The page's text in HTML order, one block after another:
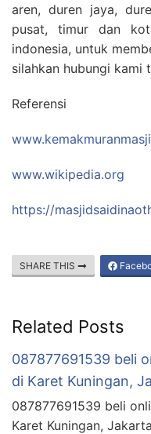
aren, duren jaya,
pusat, timur dan
indonesia, untuk
silahkan hubungi kami
Referensi
www.wikipedia.org
https://
SHARE THIS
Related Posts
087877691539 beli
di Karet Kuningan,
087877691539 beli
Karet Kuningan,